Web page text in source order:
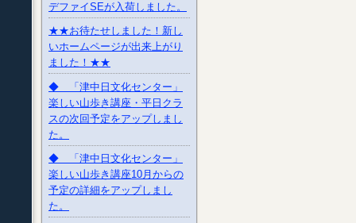
デファイSEが入荷しました。
★★お待たせしました！新し
いホームページが出来上がり
ました！★★
◆ 「津中日文化センター」
楽しい山歩き講座・平日クラ
スの次回予定をアップしまし
た。
◆ 「津中日文化センター」
楽しい山歩き講座10月からの
予定の詳細をアップしまし
た。